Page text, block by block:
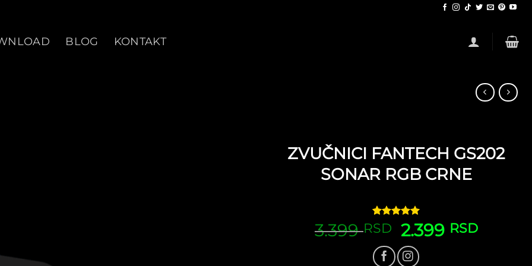
BLOG KONTAKT
ZVUČNICI FANTECH GS202
SONAR RGB CRNE
Ocenjeno
5.00od 5
1
ocene
kupca
3.399RSD
Originalna
cena
je
2.399 RSD